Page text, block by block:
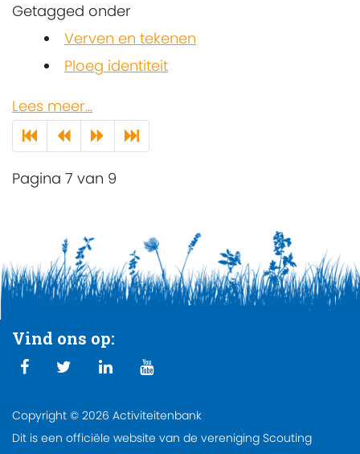
Getagged onder
Verven en tekenen
Ploeg identiteit
Lees meer...
Pagina 7 van 9
Vind ons op:
Copyright © 2026 Activiteitenbank
Dit is een officiële website van de vereniging Scouting